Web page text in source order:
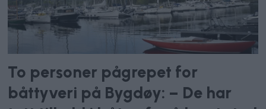
To personer pågrepet for
båttyveri på Bygdøy: – De har